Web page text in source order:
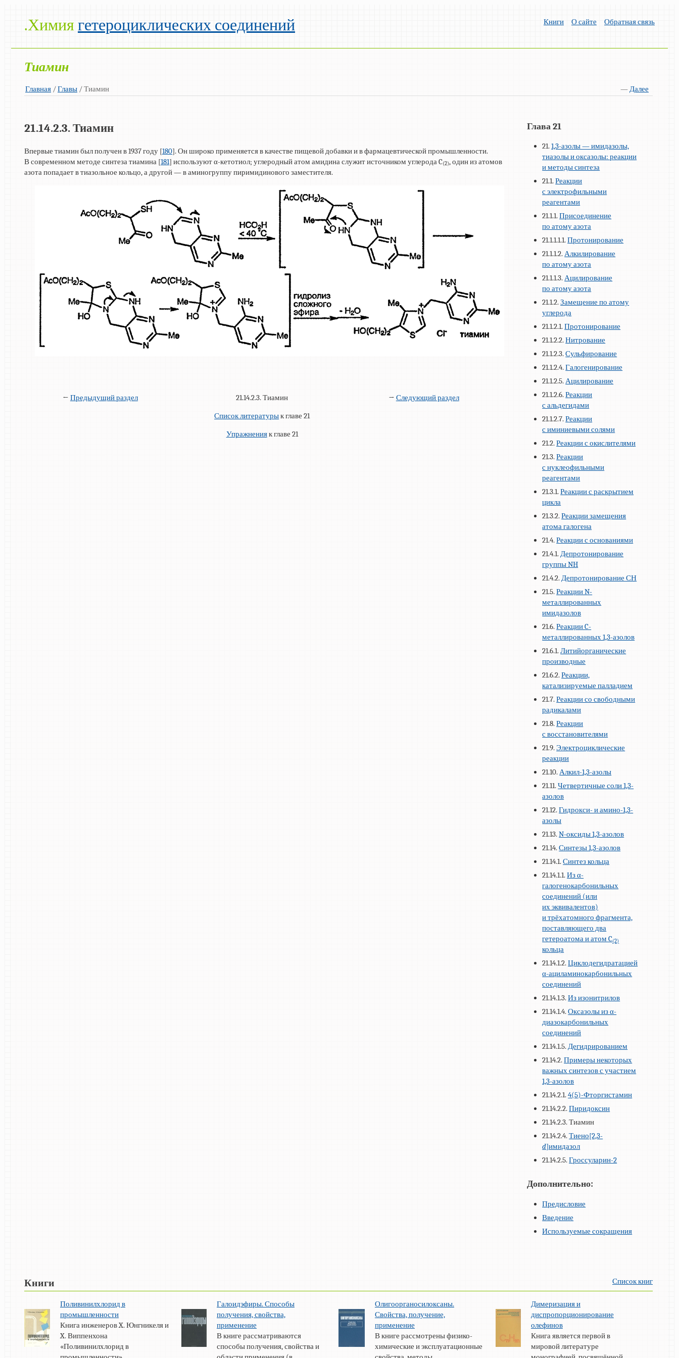
.Химиягетероциклических соединений Книги О сайте Обратная связь
Тиамин
Главная / —Далее
Главы / Тиамин
21.14.2.3. Тиамин
Впервые тиамин был получен в 1937 году [180]. Он широко применяется в качестве пищевой добавки и в фармацевтической промышленности.
В современном методе синтеза тиамина [181] используют α-кетотиол; углеродный атом амидина служит источником углерода C(2), один из атомов
азота попадает в тиазольное кольцо, а другой — в аминогруппу пиримидинового заместителя.
← Предыдущий раздел
21.14.2.3. Тиамин
Список литературык главе 21
Упражненияк главе 21
→ Следующий раздел
Глава 21
21.1,3-азолы — имидазолы,
тиазолы и оксазолы: реакции
и методы синтеза
21.1.Реакции
с электрофильными
реагентами
21.1.1.Присоединение
по атому азота
21.1.1.1.1.Протонирование
21.1.1.2.Алкилирование
по атому азота
21.1.1.3.Ацилирование
по атому азота
21.1.2.Замещение по атому
углерода
21.1.2.1.Протонирование
21.1.2.2.Нитрование
21.1.2.3.Сульфирование
21.1.2.4.Галогенирование
21.1.2.5.Ацилирование
21.1.2.6.Реакции
с альдегидами
21.1.2.7.Реакции
с иминиевыми солями
21.2.Реакции с окислителями
21.3.Реакции
с нуклеофильными
реагентами
21.3.1.Реакции с раскрытием
цикла
21.3.2.Реакции замещения
атома галогена
21.4.Реакции с основаниями
21.4.1.Депротонирование
группы NH
21.4.2.Депротонирование СН
21.5.Реакции N-
металлированных
имидазолов
21.6.Реакции C-
металлированных 1,3-азолов
21.6.1.Литийорганические
производные
21.6.2.Реакции,
катализируемые палладием
21.7.Реакции со свободными
радикалами
21.8.Реакции
с восстановителями
21.9.Электроциклические
реакции
21.10.Алкил-1,3-азолы
21.11.Четвертичные соли 1,3-
азолов
21.12.Гидрокси- и амино-1,3-
азолы
21.13.N-оксиды 1,3-азолов
21.14.Синтезы 1,3-азолов
21.14.1.Синтез кольца
21.14.1.1.Из α-
галогенокарбонильных
соединений (или
их эквивалентов)
и трёхатомного фрагмента,
поставляющего два
гетероатома и атом C(2)
кольца
21.14.1.2.Циклодегидратацией
α-ациламинокарбонильных
соединений
21.14.1.3.Из изонитрилов
21.14.1.4.Оксазолы из α-
диазокарбонильных
соединений
21.14.1.5.Дегидрированием
21.14.2.Примеры некоторых
важных синтезов с участием
1,3-азолов
21.14.2.1.4(5)-Фторгистамин
21.14.2.2.Пиридоксин
21.14.2.3. Тиамин
21.14.2.4.Тиено[2,3-
d]имидазол
21.14.2.5.Гроссуларин-2
Дополнительно:
Предисловие
Введение
Используемые сокращения
Книги Список книг
Поливинилхлорид в
промышленности
Книга инженеров X. Юнгникеля и
X. Виппенхона
«Поливинилхлорид в
Галоидэфиры. Способы
получения, свойства,
применение
В книге рассматриваются
способы получения, свойства и
Олигоорганосилоксаны.
Свойства, получение,
применение
В книге рассмотрены физико-
химические и эксплуатационные
Димеризация и
диспропорционирование
олефинов
Книга является первой в
мировой литературе